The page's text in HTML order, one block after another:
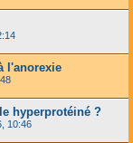
l'anorexie
hyperprotéiné ?
10:46